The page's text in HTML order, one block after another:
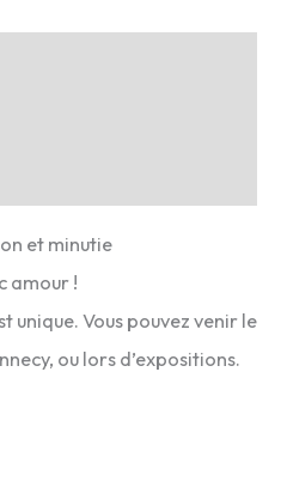
et minutie
amour !
unique. Vous pouvez venir le
ou lors d’expositions.